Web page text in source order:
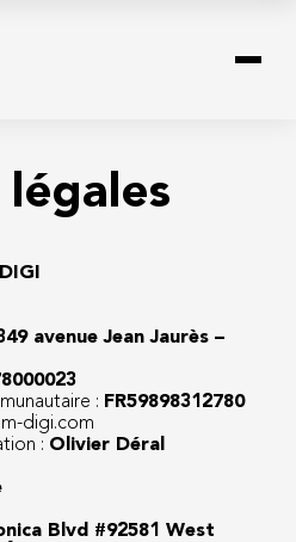
avenue Jean Jaurès –
: FR59898312780
digi.com
: Olivier Déral
Blvd #92581 West